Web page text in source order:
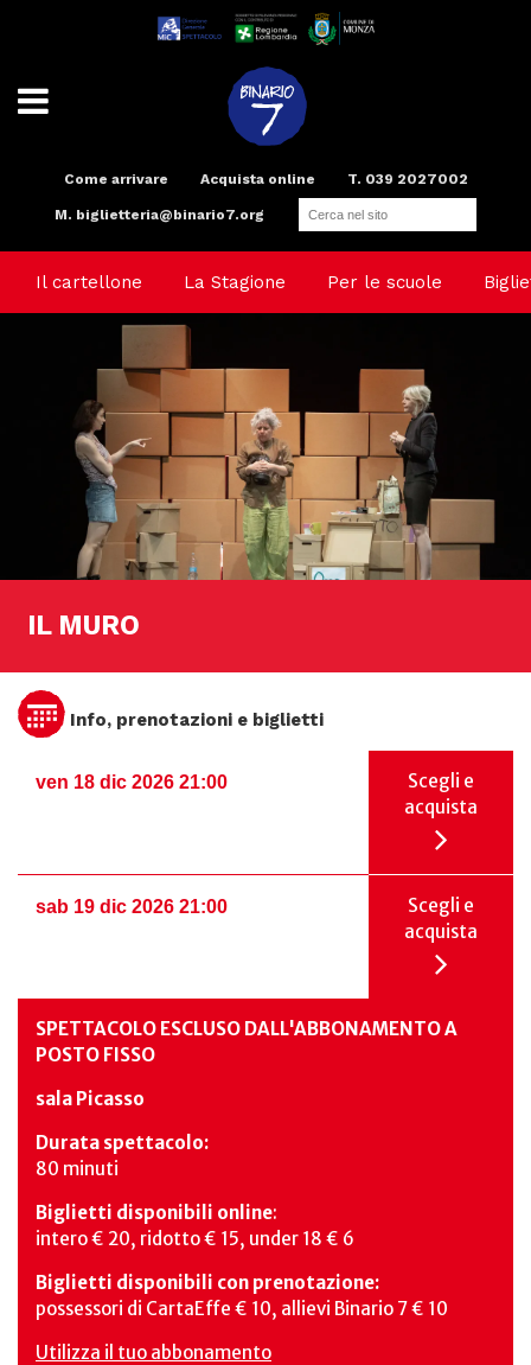
Come arrivare Acquista online T. 039 2027002
M. biglietteria@binario7.org
Teatro
Scuola di teatro
Compagnia
Radio
Spazi e Servizi
Binario Arte
Il cartellone La Stagione Per le scuole
IL MURO
Info, prenotazioni e biglietti
ven 18 dic 2026 21:00
Scegli e
acquista
sab 19 dic 2026 21:00
Scegli e
acquista
SPETTACOLO ESCLUSO DALL'ABBONAMENTO A
POSTO FISSO
sala Picasso
Durata spettacolo:
80 minuti
Biglietti disponibili online:
intero € 20, ridotto € 15, under 18 € 6
Biglietti disponibili con prenotazione:
possessori di CartaEffe € 10, allievi Binario 7 € 10
Utilizza il tuo abbonamento